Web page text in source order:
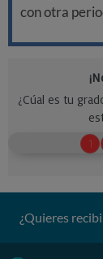
con otra
¿Quieres